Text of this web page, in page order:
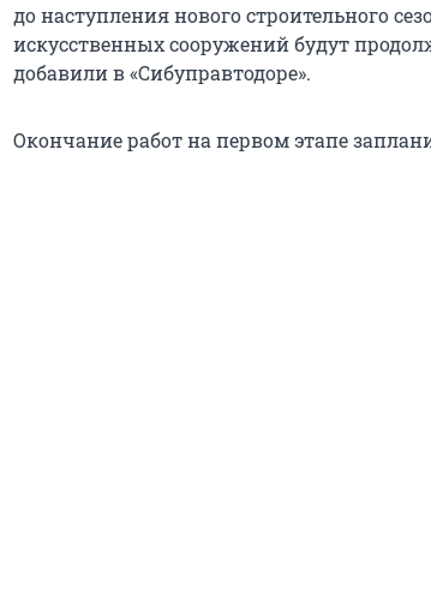
до наступления нового строительного
искусственных сооружений будут
добавили в «Сибуправтодоре».
Окончание работ на первом этапе